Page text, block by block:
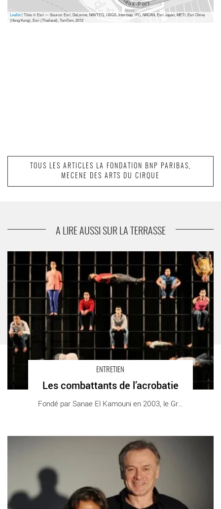
Leaflet| Tiles © Esri — Source: Esri, DeLorme, NAVTEQ, USGS, Intermap, iPC, NRCAN, Esri Japan, METI, Esri China
(Hong Kong), Esri (Thailand), TomTom, 2012
TOUS LES ARTICLES LA FONDATION BNP PARIBAS,
MECENE DES ARTS DU CIRQUE
A LIRE AUSSI SUR LA TERRASSE
ENTRETIEN
Les combattants de l’acrobatie
Fondé par Sanae El Kamouni en 2003, le Groupe [...]
Les combattants de l’acrobatie - Critique sortie
Le cirque, langage universel - Critique sortie